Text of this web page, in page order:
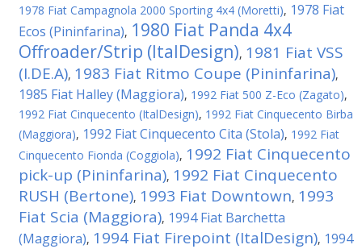
1978 Fiat Campagnola 2000 Sporting 4x4 (Moretti), 1978 Fiat
Ecos (Pininfarina), 1980 Fiat Panda 4x4
Offroader/Strip (ItalDesign), 1981 Fiat VSS
(I.DE.A), 1983 Fiat Ritmo Coupe (Pininfarina),
1985 Fiat Halley (Maggiora), 1992 Fiat 500 Z-Eco (Zagato),
1992 Fiat Cinquecento (ItalDesign), 1992 Fiat Cinquecento Birba
(Maggiora), 1992 Fiat Cinquecento Cita (Stola), 1992 Fiat
Cinquecento Fionda (Coggiola), 1992 Fiat Cinquecento
pick-up (Pininfarina), 1992 Fiat Cinquecento
RUSH (Bertone), 1993 Fiat Downtown, 1993
Fiat Scia (Maggiora), 1994 Fiat Barchetta
(Maggiora), 1994 Fiat Firepoint (ItalDesign), 1994